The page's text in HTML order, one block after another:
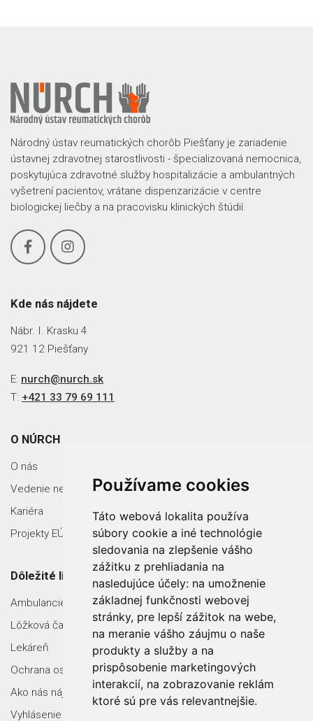
Používame cookies
Táto webová lokalita používa
súbory cookie a iné technológie
sledovania na zlepšenie vášho
zážitku z prehliadania na
nasledujúce účely: na umožnenie
základnej funkčnosti webovej
stránky, pre lepší zážitok na webe,
na meranie vášho záujmu o naše
produkty a služby a na
prispôsobenie marketingových
interakcií, na zobrazovanie reklám
ktoré sú pre vás relevantnejšie.
Národný ústav reumatických chorôb Piešťany je zariadenie
ústavnej zdravotnej starostlivosti - špecializovaná nemocnica,
poskytujúca zdravotné služby hospitalizácie a ambulantných
vyšetrení pacientov, vrátane dispenzarizácie v centre
biologickej liečby a na pracovisku klinických štúdií.
Kde nás nájdete
Nábr. I. Krasku 4
921 12 Piešťany
E: nurch@nurch.sk
T: +421 33 79 69 111
O NÚRCH
O nás
Vedenie nemocnice
Kariéra
Projekty EÚ
Dôležité linky
Ambulancie
Lôžková časť
Lekáreň
Ochrana osobných údajov
Ako nás nájdete
Vyhlásenie o prístupnosti